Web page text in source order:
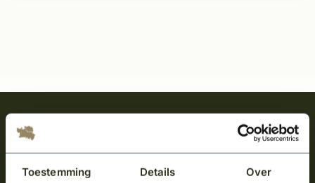
Toestemming Details Over
Meld je aan en ontvang het laatste nieuws
over onze kempische bouwstijl!
Aanmelden voor de nieuwsbrief